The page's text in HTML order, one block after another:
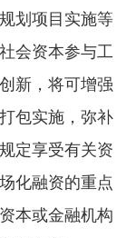
划项目实施等
会资本参与工
新，将可增强
包实施，弥补
定享受有关资
化融资的重点
本或金融机构